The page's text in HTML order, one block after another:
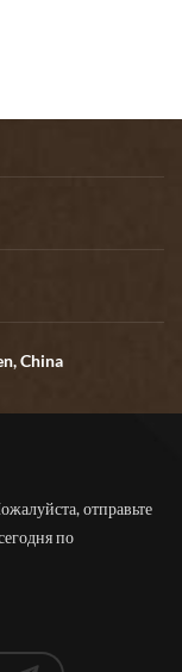
China
отправьте
по